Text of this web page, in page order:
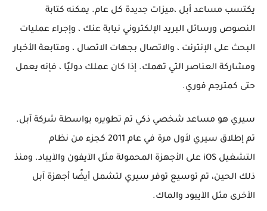
يكتسب مساعد أبل ،ميزات جديدة كل عام. يمكنه كتابة
النصوص ورسائل البريد الإلكتروني نيابة عنك ، وإجراء عمليات
البحث على الإنترنت ، والاتصال بجهات الاتصال ، ومتابعة الأخبار
ومشاركة العناصر التي تهمك. إذا كان عملك دوليًا ، فإنه يعمل
حتى كمترجم فوري.
سيري هو مساعد شخصي ذكي تم تطويره بواسطة شركة آبل.
تم إطلاق سيري لأول مرة في عام 2011 كجزء من نظام
التشغيل iOS على الأجهزة المحمولة مثل الآيفون والآيباد. ومنذ
ذلك الحين، تم توسيع توفر سيري لتشمل أيضًا أجهزة آبل
الأخرى مثل الآيبود والماك.